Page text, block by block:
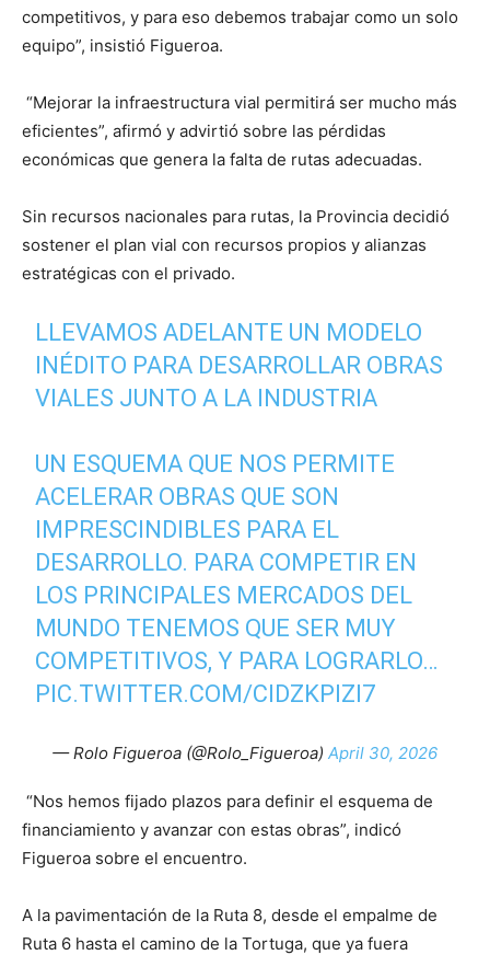
competitivos, y para eso debemos trabajar como un solo
equipo”, insistió Figueroa.
“Mejorar la infraestructura vial permitirá ser mucho más
eficientes”, afirmó y advirtió sobre las pérdidas
económicas que genera la falta de rutas adecuadas.
Sin recursos nacionales para rutas, la Provincia decidió
sostener el plan vial con recursos propios y alianzas
estratégicas con el privado.
LLEVAMOS ADELANTE UN MODELO
INÉDITO PARA DESARROLLAR OBRAS
VIALES JUNTO A LA INDUSTRIA
UN ESQUEMA QUE NOS PERMITE
ACELERAR OBRAS QUE SON
IMPRESCINDIBLES PARA EL
DESARROLLO. PARA COMPETIR EN
LOS PRINCIPALES MERCADOS DEL
MUNDO TENEMOS QUE SER MUY
COMPETITIVOS, Y PARA LOGRARLO…
PIC.TWITTER.COM/CIDZKPIZI7
— Rolo Figueroa (@Rolo_Figueroa) April 30, 2026
“Nos hemos fijado plazos para definir el esquema de
financiamiento y avanzar con estas obras”, indicó
Figueroa sobre el encuentro.
A la pavimentación de la Ruta 8, desde el empalme de
Ruta 6 hasta el camino de la Tortuga, que ya fuera